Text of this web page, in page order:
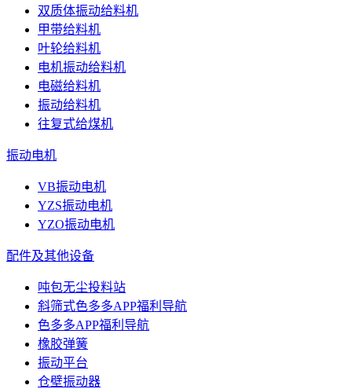
双质体振动给料机
甲带给料机
叶轮给料机
电机振动给料机
电磁给料机
振动给料机
往复式给煤机
振动电机
VB振动电机
YZS振动电机
YZO振动电机
配件及其他设备
吨包无尘投料站
斜筛式色多多APP福利导航
色多多APP福利导航
橡胶弹簧
振动平台
仓壁振动器